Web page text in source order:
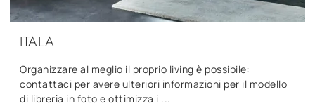
ITALA
Organizzare al meglio il proprio living è possibile:
contattaci per avere ulteriori informazioni per il modello
di libreria in foto e ottimizza i ...